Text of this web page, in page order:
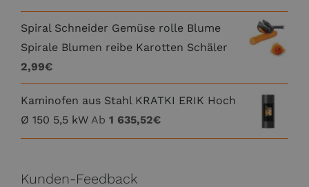
Spiral Schneider Gemüse rolle Blume
Spirale Blumen reibe Karotten Schäler
2,99€
Kaminofen aus Stahl KRATKI ERIK Hoch
Ø 150 5,5 kW Ab 1 635,52€
Kunden-Feedback